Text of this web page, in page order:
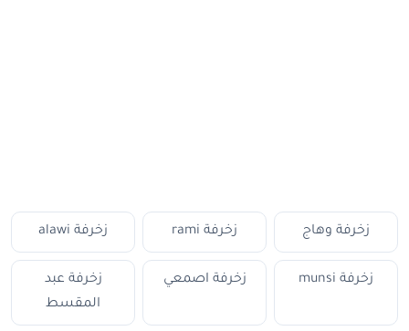
زخرفة وهاج زخرفة rami زخرفة alawi
زخرفة munsi زخرفة اصمعي
زخرفة عبد
المقسط